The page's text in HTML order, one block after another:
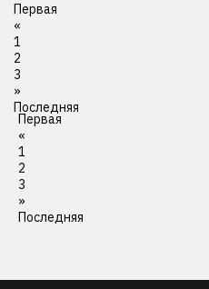
Первая
«
1
2
3
»
Последняя
Первая
«
1
2
3
»
Последняя